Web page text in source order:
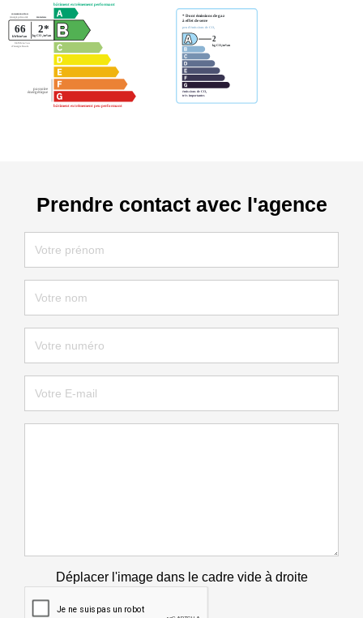
Prendre contact avec l'agence
Déplacer l'image dans le cadre vide à droite